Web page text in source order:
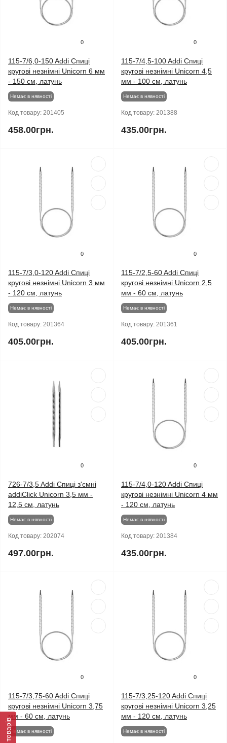
0
115-7/6,0-150 Addi Спиці
кругові незнімні Unicorn 6 мм
- 150 см, латунь
Немає в нявності
Код товару: 201405
458.00грн.
0
115-7/4,5-100 Addi Спиці
кругові незнімні Unicorn 4,5
мм - 100 см, латунь
Немає в нявності
Код товару: 201388
435.00грн.
0
115-7/3,0-120 Addi Спиці
кругові незнімні Unicorn 3 мм
- 120 см, латунь
Немає в нявності
Код товару: 201364
405.00грн.
0
115-7/2,5-60 Addi Спиці
кругові незнімні Unicorn 2,5
мм - 60 см, латунь
Немає в нявності
Код товару: 201361
405.00грн.
0
726-7/3,5 Addi Спиці з'ємні
addiClick Unicorn 3,5 мм -
12,5 см, латунь
Немає в нявності
Код товару: 202074
497.00грн.
0
115-7/4,0-120 Addi Спиці
кругові незнімні Unicorn 4 мм
- 120 см, латунь
Немає в нявності
Код товару: 201384
435.00грн.
0
115-7/3,75-60 Addi Спиці
кругові незнімні Unicorn 3,75
мм - 60 см, латунь
Немає в нявності
0
115-7/3,25-120 Addi Спиці
кругові незнімні Unicorn 3,25
мм - 120 см, латунь
Немає в нявності